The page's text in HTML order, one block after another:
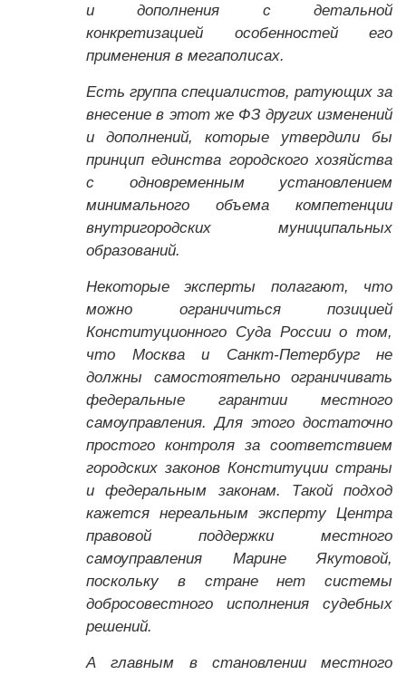
и дополнения с детальной
конкретизацией особенностей его
применения в мегаполисах.
Есть группа специалистов, ратующих за
внесение в этот же ФЗ других изменений
и дополнений, которые утвердили бы
принцип единства городского хозяйства
с одновременным установлением
минимального объема компетенции
внутригородских муниципальных
образований.
Некоторые эксперты полагают, что
можно ограничиться позицией
Конституционного Суда России о том,
что Москва и Санкт-Петербург не
должны самостоятельно ограничивать
федеральные гарантии местного
самоуправления. Для этого достаточно
простого контроля за соответствием
городских законов Конституции страны
и федеральным законам. Такой подход
кажется нереальным эксперту Центра
правовой поддержки местного
самоуправления Марине Якутовой,
поскольку в стране нет системы
добросовестного исполнения судебных
решений.
А главным в становлении местного